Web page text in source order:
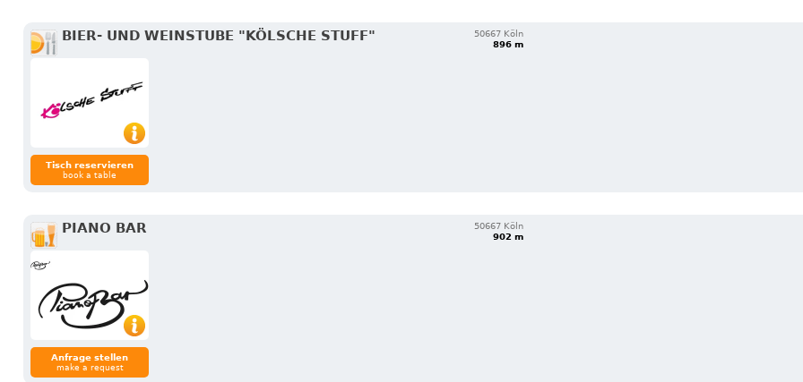
BIER- UND WEINSTUBE "KÖLSCHE STUFF"
50667 Köln
896 m
Tisch reservieren
book a table
PIANO BAR
50667 Köln
902 m
Anfrage stellen
make a request